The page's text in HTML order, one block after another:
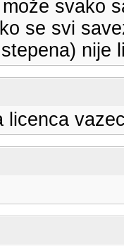
svako
se svi
licenca